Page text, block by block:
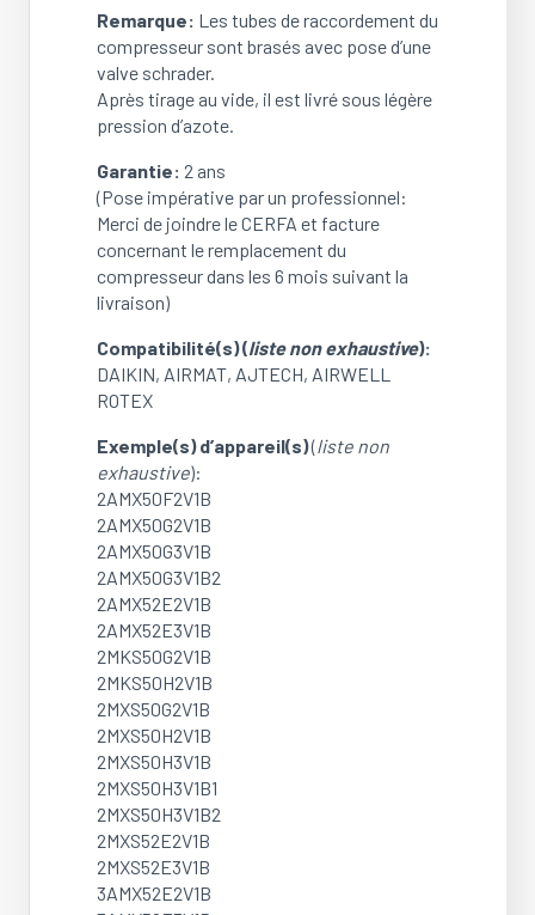
Remarque: Les tubes de raccordement du
compresseur sont brasés avec pose d’une
valve schrader.
Après tirage au vide, il est livré sous légère
pression d’azote.
Garantie: 2 ans
(Pose impérative par un professionnel:
Merci de joindre le CERFA et facture
concernant le remplacement du
compresseur dans les 6 mois suivant la
livraison)
Compatibilité(s) (liste non exhaustive):
DAIKIN, AIRMAT, AJTECH, AIRWELL
ROTEX
Exemple(s) d’appareil(s)(liste non
exhaustive):
2AMX50F2V1B
2AMX50G2V1B
2AMX50G3V1B
2AMX50G3V1B2
2AMX52E2V1B
2AMX52E3V1B
2MKS50G2V1B
2MKS50H2V1B
2MXS50G2V1B
2MXS50H2V1B
2MXS50H3V1B
2MXS50H3V1B1
2MXS50H3V1B2
2MXS52E2V1B
2MXS52E3V1B
3AMX52E2V1B